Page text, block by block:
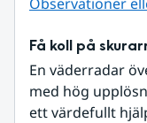
Få koll på
En väderradar
med hög
ett värdefullt